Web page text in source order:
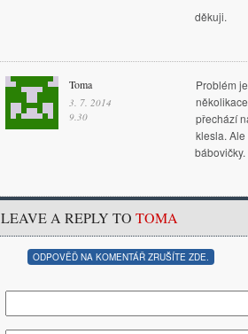
děkuji.
Toma
3. 7. 2014
9.30
Problém
přechází
klesla.
bábovičky.
LEAVE A REPLY TO TOMA
ODPOVĚĎ NA KOMENTÁŘ ZRUŠÍTE ZDE.